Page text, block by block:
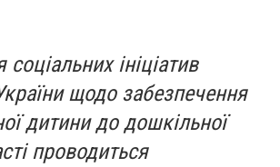
ініціатив
щодо забезпечення
дитини до дошкільної
проводиться